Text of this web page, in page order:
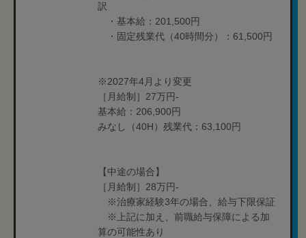
訳
・基本給：201,500円
・固定残業代（40時間分）：61,500円
※2027年4月より変更
［月給制］27万円-
基本給：206,900円
みなし（40H）残業代：63,100円
【中途の場合】
［月給制］28万円-
※治療家経験3年の場合、給与下限保証
※上記に加え、前職給与保障による加
算の可能性あり